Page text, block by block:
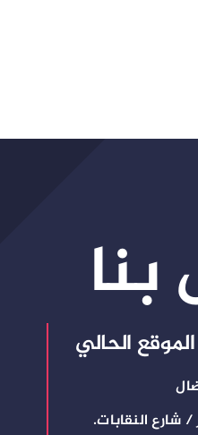
الموقع الحالي
/ شارع النقابات.